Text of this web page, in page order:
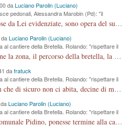
daLuciano Parolin (Luciano)
pedonali, Alessandra Marobin (Pd): "il
Consigliera Marobin, tutte le cose da Lei evidenziate, sono opera del suo ex Assessore e compagno di Partito Antonio Marco Dalla Pozza Assessore alla "progettazione" di piste ciclabili e altre porcherie. A lui manderei il conto da saldare per incidenti e danni alle persone. E' ora che "finiamola." Avete perso rassegnatevi. qui IL SINDACO RUCCO NON C'ENTRA PER NIENTE. CAPITO!!!!!!!! Amen.
Luciano Parolin (Luciano)
al cantiere della Bretella. Rolando: "rispettare il
Caro fratuck, conosco molto bene la zona, il percorso della bretella, la situazione dei cittadini, abito in Viale Trento. A partire dal 2003 ho partecipato al Comitato di Maddalene pro bretella, e a riunioni propositive per apportare modifiche al progetto. Numerose mie foto del territorio sono arrivate a Roma, altri miei interventi (non graditi dalla Sx) sono stati pubblicati dal GdV, assieme ad altri come Ciro Asproso, ora favorevole alla bretella. Ho partecipato alla raccolta firme per la chiusura della strada x 5 giorni eseguita dal Sindaco Hullwech per sforamento 180 Micro/g. Pertanto come impegno per la tematica sono apposto con la coscienza. Ora il Progetto è partito, fine! Voglio dire che la nuova Giunta "comunale" non c'entra più. L'opera sarà "malauguratamente" eseguita, ma non con il mio placet. Il Consigliere Comunale dovrebbe capire che la campagna elettorale è finita, con buona pace di tutti. Quello che invece dovrebbe interessare è la proprietà della strada, dall'uscita autostradale Ovest, sino alla Rotatoria dell'Albara, vi sono tre possessori: Autostrade SpA; La Provincia, il Comune. Come la mettiamo per il futuro ? I costi, da 50 sono saliti a 100 milioni di € come dire 20 milioni a KM (!) da non credere. Comunque si farà. Ma nessuno canti Vittoria, anzi meglio non farne un ulteriore fatto "partitico" per questioni elettorali o di seggio. Se mi manda la sua mail, sono disponibile ad inviare i documenti e le foto sopra descritte. Con ossequi, Luciano Parolin
dafratuck
al cantiere della Bretella. Rolando: "rispettare il
Non sarà utile a lei dott. Parolin che di sicuro non ci abita, decine di migliaia di TIR, automobili e padroncini che passano quotidianamente per una strada appena rotabile, non è più possibile stendere i panni, attraversare la strada senza rischiare la morte, le case stanno crepando, i tempi sono cambiati e la bretella non passerà assolutamente per maddalene (ma cosa sta a dire?!), dia invece responsabilità a chi ha costruito tagliando la strada che doveva invece terminare a isola vicentina e non al moracchino lasciando Motta di Costabissara ancora in panne di traffico. I tempi sono cambiati dottore e se l'anagrafe della vita stagna nell'essere umano impressioni conservatrici, la società non le considera perchè va avanti, si industrializza e ha bisogno di infrastrutture e di sviluppo. Ultima considerazione, se è geloso di Rolando perchè vede in lui solo campagne politiche mentre si difendono i SOLI diritti dei cittadini, la preghiamo faccia considerazioni più appropriate. Saluti e complimenti per i suoi scritti.
Luciano Parolin (Luciano)
al cantiere della Bretella. Rolando: "rispettare il
Sarebbe ora che il consigliere comunale Pidino, ponesse termine alla campagna elettorale nel territorio del suo seggio Villaggio del Sole. La tiraca è iniziata, distruggerà 6 km di prateria ovest della città, ricca di fonti e sorgenti d'acqua. I cittadini di Maddalene non avranno più Pace la notte. Molta colpa per la costruzione di questa Strada è proprio del signor Rolando,dei suoi gazebo mobili e che vuol far passare questa opera VANDALICA come progetto "utile" a chi ? Non è cosa seria sig. Rolando!